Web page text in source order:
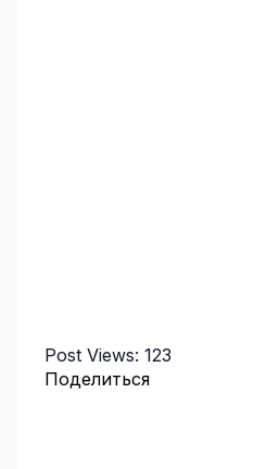
Post Views: 123
Поделиться